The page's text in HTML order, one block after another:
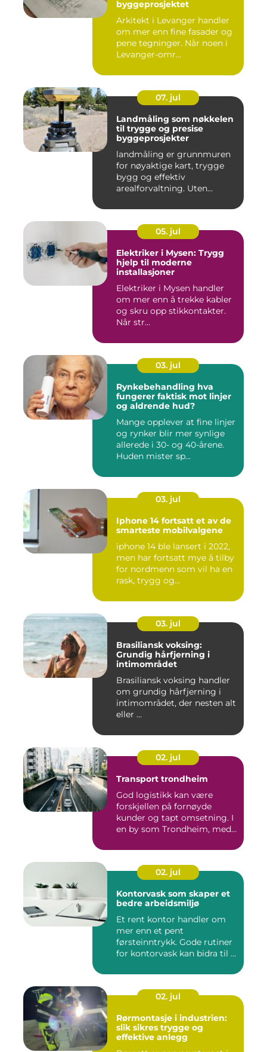
byggeprosjektet
Arkitekt i Levanger handler
om mer enn fine fasader og
pene tegninger. Når noen i
Levanger-omr...
07. jul
Landmåling som nøkkelen
til trygge og presise
byggeprosjekter
landmåling er grunnmuren
for nøyaktige kart, trygge
bygg og effektiv
arealforvaltning. Uten
05. jul
Elektriker i Mysen: Trygg
hjelp til moderne
installasjoner
Elektriker i Mysen handler
om mer enn å trekke kabler
og skru opp stikkontakter.
Når str...
03. jul
Rynkebehandling hva
fungerer faktisk mot linjer
og aldrende hud?
Mange opplever at fine linjer
og rynker blir mer synlige
allerede i 30- og 40-årene.
Huden mister sp...
03. jul
Iphone 14 fortsatt et av de
smarteste mobilvalgene
iphone 14 ble lansert i 2022,
men har fortsatt mye å tilby
for nordmenn som vil ha en
rask, trygg og...
03. jul
Brasiliansk voksing:
Grundig hårfjerning i
intimområdet
Brasiliansk voksing handler
om grundig hårfjerning i
intimområdet, der nesten alt
eller ...
02. jul
Transport trondheim
God logistikk kan være
forskjellen på fornøyde
kunder og tapt omsetning. I
en by som Trondheim, med
02. jul
Kontorvask som skaper et
bedre arbeidsmiljø
Et rent kontor handler om
mer enn et pent
førsteinntrykk. Gode rutiner
for kontorvask kan bidra til ...
02. jul
Rørmontasje i industrien:
slik sikres trygge og
effektive anlegg